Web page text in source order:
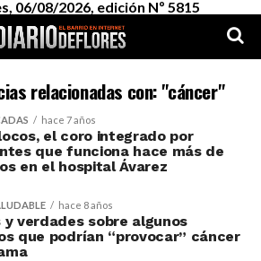
06/08/2026, edición Nº 5815
relacionadas con: "cáncer"
hace 7 años
el coro integrado por
que funciona hace más de
en el hospital Ávarez
hace 8 años
y verdades sobre algunos
que podrían “provocar” cáncer